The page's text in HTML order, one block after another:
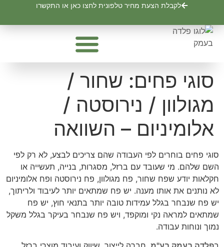
לקבלת הצעת מחיר טלפונית לחצו כאן או התקשרו
סוגי פחים: שחור /
מגולוון / נירוסטה /
אלומיניום – השוואה
סוגי פחים בוחרים לפי העבודה שהם צריכים לבצע, לא רק לפי
השם שלהם. מי שעובד עם ברזל, מסגרות, בנייה, תעשייה או
חקלאות יודע שפח שחור, פח מגולוון, פח נירוסטה ופח אלומיניום
לא נותנים את אותו מענה. יש פח שמתאים יותר לעיבוד ולריתוך,
יש פח שנבחר בגלל עמידות טובה יותר בתנאי חוץ, יש פח
שמתאים למראה נקי ומוקפד, ויש פח שנבחר בעיקר בגלל משקל
נמוך ונוחות עבודה.